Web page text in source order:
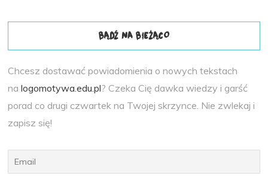
BĄDŹ NA BIEŻĄCO
Chcesz dostawać powiadomienia o nowych tekstach
nalogomotywa.edu.pl? Czeka Cię dawka wiedzy i garść
porad co drugi czwartek na Twojej skrzynce. Nie zwlekaj i
zapisz się!